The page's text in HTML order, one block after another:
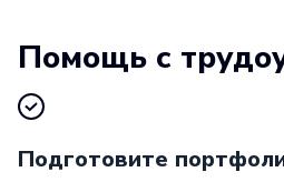
Помощь с
Подготовите